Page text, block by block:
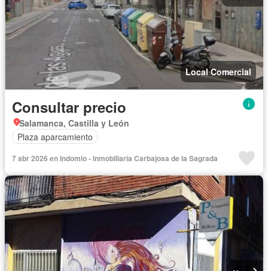
Local Comercial
Consultar precio
Salamanca, Castilla y León
Plaza aparcamiento
7 abr 2026 en Indomio - Inmobiliaria Carbajosa de la Sagrada